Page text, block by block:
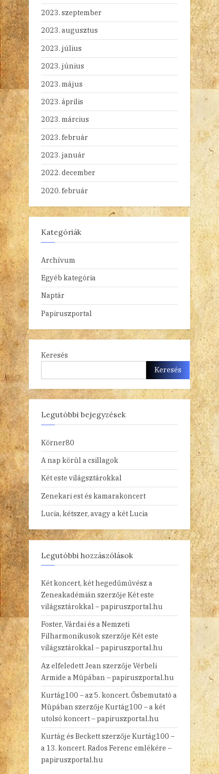
2023. szeptember
2023. augusztus
2023. július
2023. június
2023. május
2023. április
2023. március
2023. február
2023. január
2022. december
2020. február
Kategóriák
Archívum
Egyéb kategória
Naptár
Papiruszportal
Keresés
Keresés
Legutóbbi bejegyzések
Körner80
A nap körül a csillagok
Két este világsztárokkal
Zenekari est és kamarakoncert
Lucia, kétszer, avagy a két Lucia
Legutóbbi hozzászólások
Két koncert, két hegedűművész a
Zeneakadémián szerzője Két este
világsztárokkal – papiruszportal.hu
Foster, Várdai és a Nemzeti
Filharmonikusokszerzője Két este
világsztárokkal – papiruszportal.hu
Az elfeledett Jean szerzője Vérbeli
Armide a Müpában – papiruszportal.hu
Kurtág100 – az 5. koncert. Ősbemutató a
Müpában szerzője Kurtág100 – a két
utolsó koncert – papiruszportal.hu
Kurtág és Beckettszerzője Kurtág100 –
a 13. koncert. Rados Ferenc emlékére –
papiruszportal.hu